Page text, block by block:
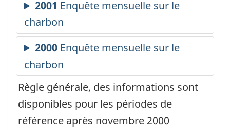
Règle générale, des informations sont
disponibles pour les périodes de
référence après novembre 2000